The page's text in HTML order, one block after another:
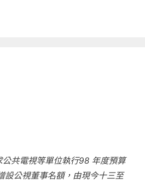
共電視等單位執行98 年度預算
設公視董事名額，由現今十三至